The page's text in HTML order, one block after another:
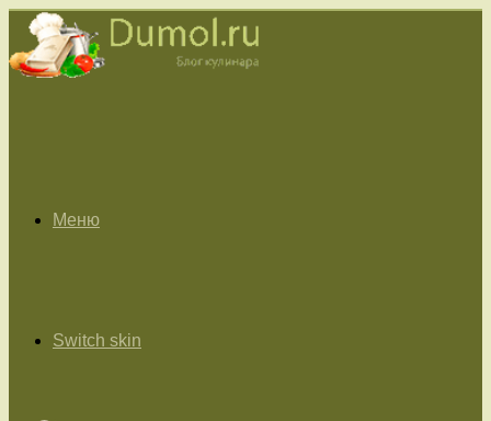
Меню
Switch skin